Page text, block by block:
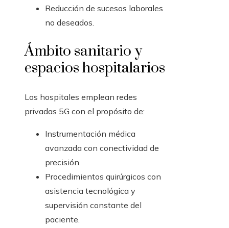
Reducción de sucesos laborales
no deseados.
Ámbito sanitario y
espacios hospitalarios
Los hospitales emplean redes
privadas 5G con el propósito de:
Instrumentación médica
avanzada con conectividad de
precisión.
Procedimientos quirúrgicos con
asistencia tecnológica y
supervisión constante del
paciente.